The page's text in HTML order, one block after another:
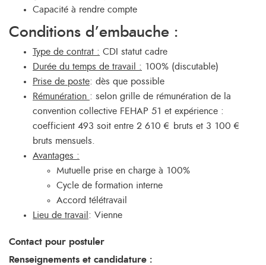
Capacité à rendre compte
Conditions d’embauche :
Type de contrat : CDI statut cadre
Durée du temps de travail : 100% (discutable)
Prise de poste: dès que possible
Rémunération : selon grille de rémunération de la
convention collective FEHAP 51 et expérience :
coefficient 493 soit entre 2 610 € bruts et 3 100 €
bruts mensuels.
Avantages :
Mutuelle prise en charge à 100%
Cycle de formation interne
Accord télétravail
Lieu de travail : Vienne
Contact pour postuler
Renseignements et candidature :